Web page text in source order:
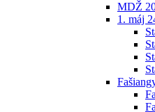
MDŽ
1. máj